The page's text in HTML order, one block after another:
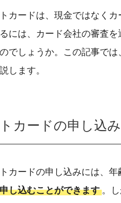
カードは、現金ではなく
には、カード会社の審査
でしょうか。この記事で
します。
カードの申し込
カードの申し込みには、年
し込むことができます。